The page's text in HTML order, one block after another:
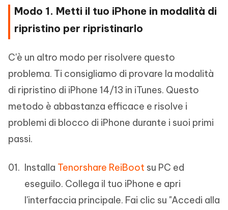
Modo 1. Metti il tuo iPhone in modalità di
ripristino per ripristinarlo
C'è un altro modo per risolvere questo
problema. Ti consigliamo di provare la modalità
di ripristino di iPhone 14/13 in iTunes. Questo
metodo è abbastanza efficace e risolve i
problemi di blocco di iPhone durante i suoi primi
passi.
Installa Tenorshare ReiBoot su PC ed
eseguilo. Collega il tuo iPhone e apri
l'interfaccia principale. Fai clic su "Accedi alla